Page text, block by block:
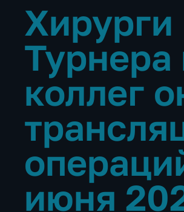
Турнера
коллег
июня